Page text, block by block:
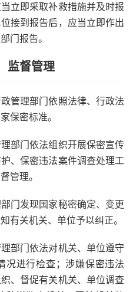
立即采取补救措施并及时报
接到报告后，应当立即作出
门报告。
督管理
管理部门依照法律、行政法
保密标准。
部门依法组织开展保密宣传
、保密违法案件调查处理工
管理。
门发现国家秘密确定、变更
有关机关、单位予以纠正。
部门依法对机关、单位遵守
况进行检查；涉嫌保密违法
、督促有关机关、单位调查